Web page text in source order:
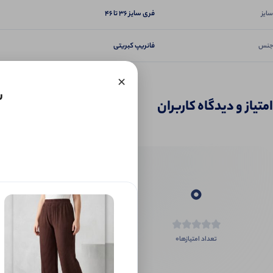
سایز فری سایز ۳۶ تا ۴۶
جنس فانریپ کبریتی
امتیاز و دیدگاه کاربران
0
تعداد امتیازها0
×